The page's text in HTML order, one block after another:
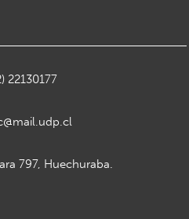
22130177
797, Huechuraba.